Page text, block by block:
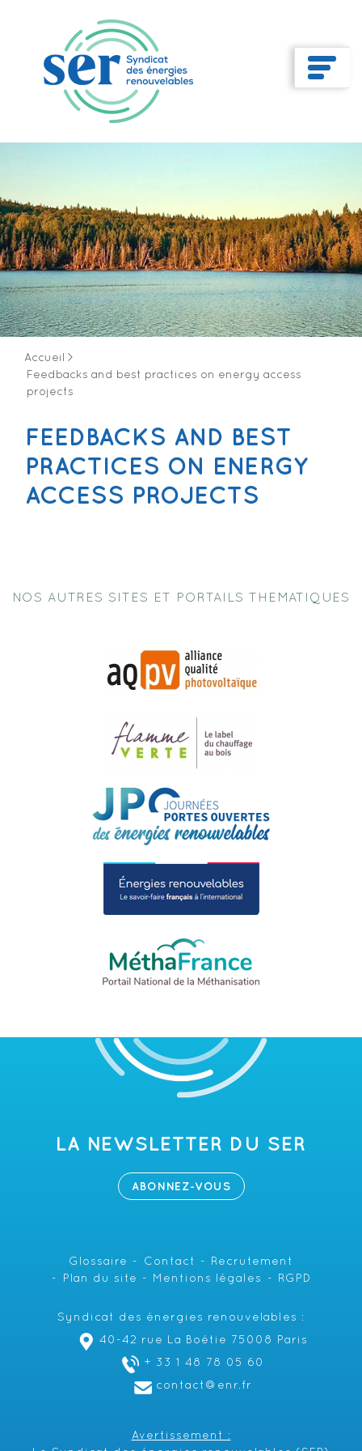
Accueil
>
Feedbacks and best practices on energy access
projects
FEEDBACKS AND BEST
PRACTICES ON ENERGY
ACCESS PROJECTS
NOS AUTRES SITES ET PORTAILS THEMATIQUES
LA NEWSLETTER DU SER
ABONNEZ-VOUS
Glossaire Contact
Recrutement
Plan du site
Mentions légales RGPD
Syndicat des énergies renouvelables :
40-42 rue La Boétie 75008 Paris
+ 33 1 48 78 05 60
contact@enr.fr
Avertissement :